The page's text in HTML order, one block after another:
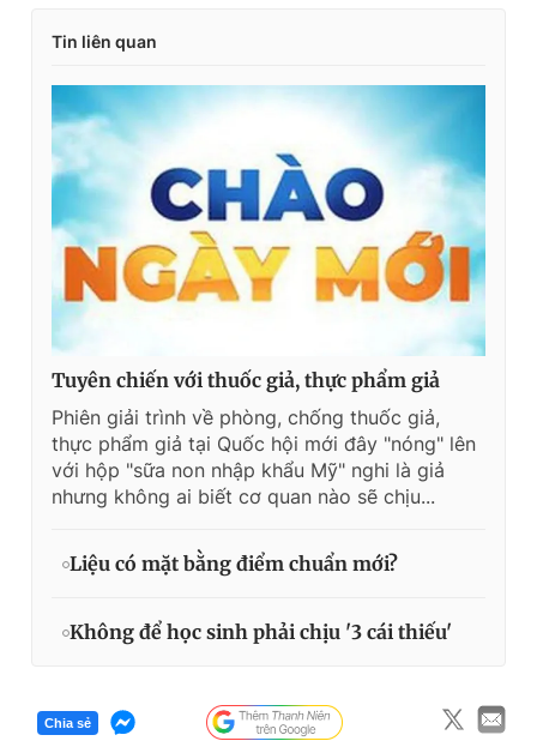
Tin liên quan
Tuyên chiến với thuốc giả, thực phẩm giả
Phiên giải trình về phòng, chống thuốc giả,
thực phẩm giả tại Quốc hội mới đây "nóng" lên
với hộp "sữa non nhập khẩu Mỹ" nghi là giả
nhưng không ai biết cơ quan nào sẽ chịu...
Liệu có mặt bằng điểm chuẩn mới?
Không để học sinh phải chịu '3 cái thiếu'
Chia sẻ